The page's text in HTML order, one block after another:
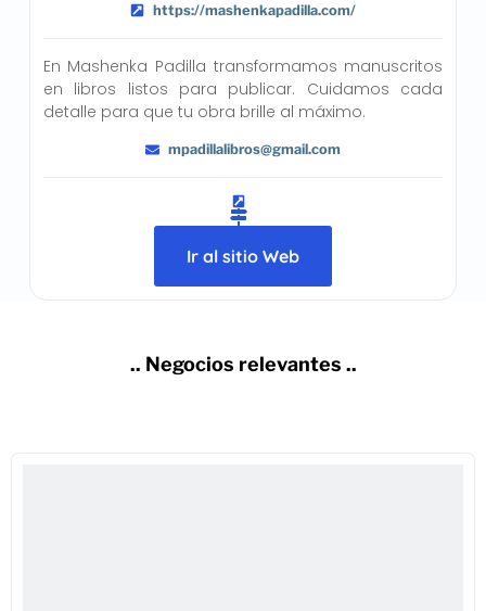
https://mashenkapadilla.com/
En Mashenka Padilla transformamos manuscritos
en libros listos para publicar. Cuidamos cada
detalle para que tu obra brille al máximo.
mpadillalibros@gmail.com
Ir al sitio Web
.. Negocios relevantes ..